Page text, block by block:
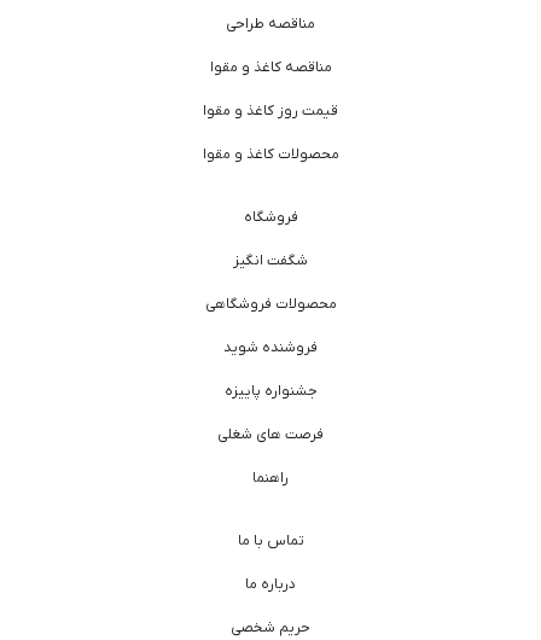
مناقصه طراحی
مناقصه کاغذ و مقوا
قیمت روز کاغذ و مقوا
محصولات کاغذ و مقوا
فروشگاه
شگفت انگیز
محصولات فروشگاهی
فروشنده شوید
جشنواره پاییزه
فرصت های شغلی
راهنما
تماس با ما
درباره ما
حریم شخصی